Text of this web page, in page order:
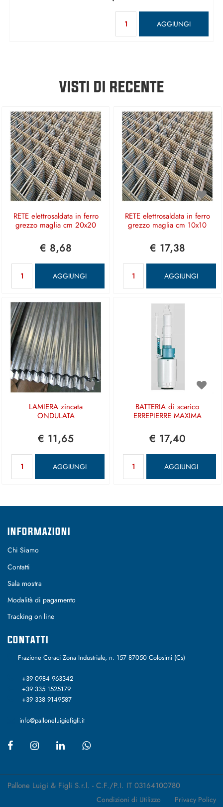
AGGIUNGI
VISTI DI RECENTE
RETE elettrosaldata in ferro
grezzo maglia cm 20x20
€ 8,68
AGGIUNGI
RETE elettrosaldata in ferro
grezzo maglia cm 10x10
€ 17,38
AGGIUNGI
LAMIERA zincata
ONDULATA
€ 11,65
AGGIUNGI
BATTERIA di scarico
ERREPIERRE MAXIMA
€ 17,40
AGGIUNGI
INFORMAZIONI
Chi Siamo
Contatti
Sala mostra
Modalità di pagamento
Tracking on line
CONTATTI
Frazione Coraci Zona Industriale, n. 157 87050 Colosimi (Cs)
+39 0984 963342
+39 335 1525179
+39 338 9149587
info@palloneluigiefigli.it
Pallone Luigi & Figli S.r.l. - C.F./P.I. IT 03164100780
Condizioni di Utilizzo Privacy Policy